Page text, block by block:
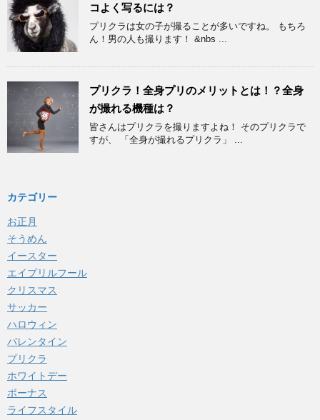
コよく写るには？
プリクラは女の子が撮ることが多いですね。 もちろ
ん！男の人も撮ります！ &nbs ...
プリクラ！全身プリのメリットとは！？全身
が撮れる機種は？
皆さんはプリクラを撮りますよね！ そのプリクラで
すが、 「全身が撮れるプリクラ」 ...
カテゴリー
お正月
そうめん
イースター
エイプリルフール
クリスマス
サッカー
ハロウィン
バレンタイン
プリクラ
ホワイトデー
ボーナス
ライフスタイル